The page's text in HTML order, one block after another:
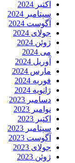
اکتبر 2024
سپتامبر 2024
آگوست 2024
جولای 2024
ژوئن 2024
می 2024
آوریل 2024
مارس 2024
فوریه 2024
ژانویه 2024
دسامبر 2023
نوامبر 2023
اکتبر 2023
سپتامبر 2023
آگوست 2023
جولای 2023
ژوئن 2023